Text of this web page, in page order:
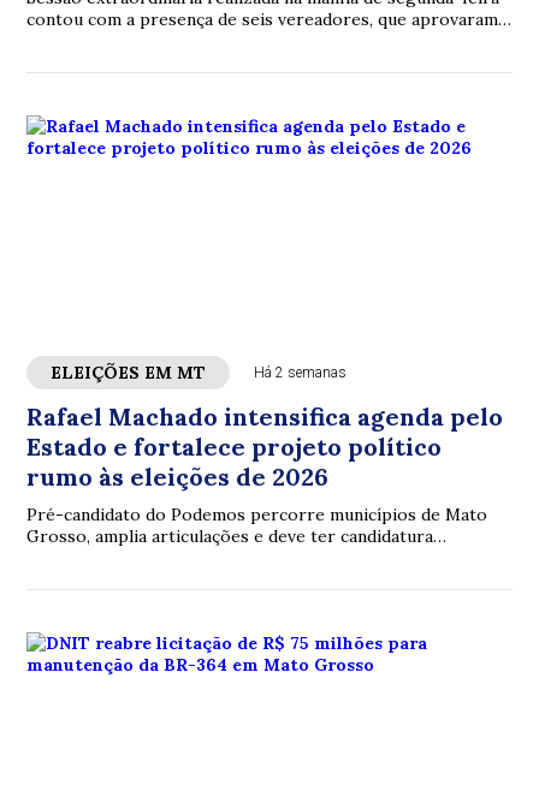
contou com a presença de seis vereadores, que aprovaram a
ELEIÇÕES EM MT Há 2 semanas
Rafael Machado intensifica agenda pelo
Estado e fortalece projeto político
rumo às eleições de 2026
Pré-candidato do Podemos percorre municípios de Mato
Grosso, amplia articulações e deve ter candidatura